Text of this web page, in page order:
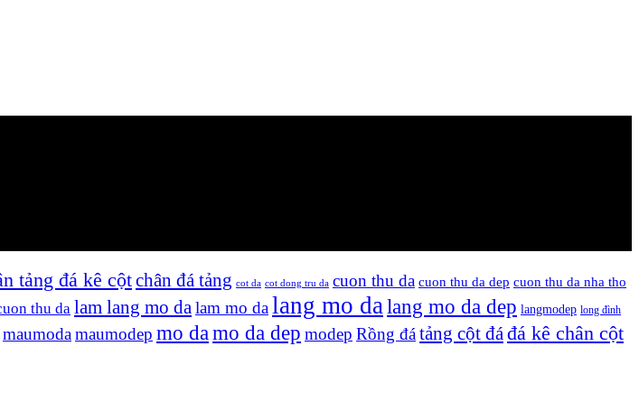
tảng đá kê cộtchân đá tảng cot da cot dong tru da cuon thu da cuon thu da dep cuon thu da nha tho
thu da lam lang mo dalam mo dalang mo dalang mo da dep langmodep long đình
maumodamaumodep mo damo da dep modep Rồng đátảng cột đáđá kê chân cột